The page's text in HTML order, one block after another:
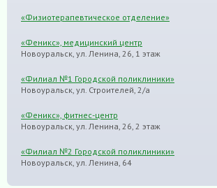
«Физиотерапевтическое отделение»
«Феникс», медицинский центр
Новоуральск, ул. Ленина, 26, 1 этаж
«Филиал №1 Городской поликлиники»
Новоуральск, ул. Строителей, 2/а
«Феникс», фитнес-центр
Новоуральск, ул. Ленина, 26, 2 этаж
«Филиал №2 Городской поликлиники»
Новоуральск, ул. Ленина, 64